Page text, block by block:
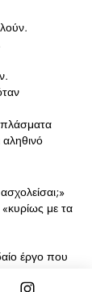
με τα
έργο που